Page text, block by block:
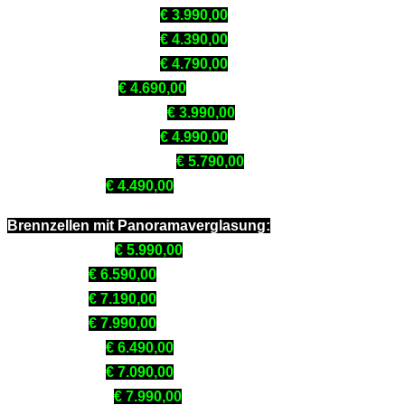
€ 3.990,00
€ 4.390,00
€ 4.790,00
€ 4.690,00
€ 3.990,00
€ 4.990,00
€ 5.790,00
€ 4.490,00
Brennzellen mit Panoramaverglasung:
€ 5.990,00
€ 6.590,00
€ 7.190,00
€ 7.990,00
€ 6.490,00
€ 7.090,00
€ 7.990,00